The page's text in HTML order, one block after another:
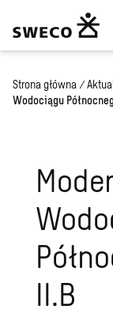
Strona główna /
Wodociągu
II.B